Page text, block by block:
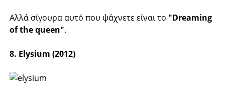
Αλλά σίγουρα αυτό που ψάχνετε είναι το "Dreaming
of the queen".
8. Elysium (2012)